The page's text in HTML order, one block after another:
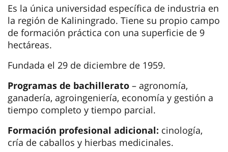
Costo de alojamiento por año 12,200 RUB
pixabay.com